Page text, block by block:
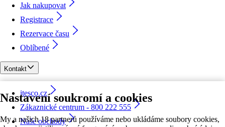
Nastavení soukromí a cookies
My a našich 18 partnerů používáme nebo ukládáme soubory cookies,
Jak nakupovat
Registrace
Rezervace času
Oblíbené
Kontakt
itesco.cz
Zákaznické centrum - 800 222 555
Naše obchody